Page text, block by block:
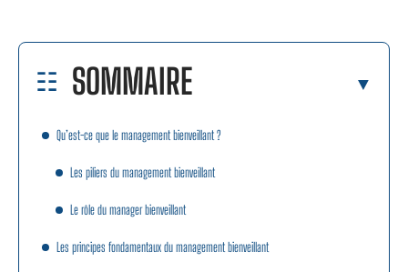
SOMMAIRE
Qu’est-ce que le management bienveillant ?
Les piliers du management bienveillant
Le rôle du manager bienveillant
Les principes fondamentaux du management bienveillant